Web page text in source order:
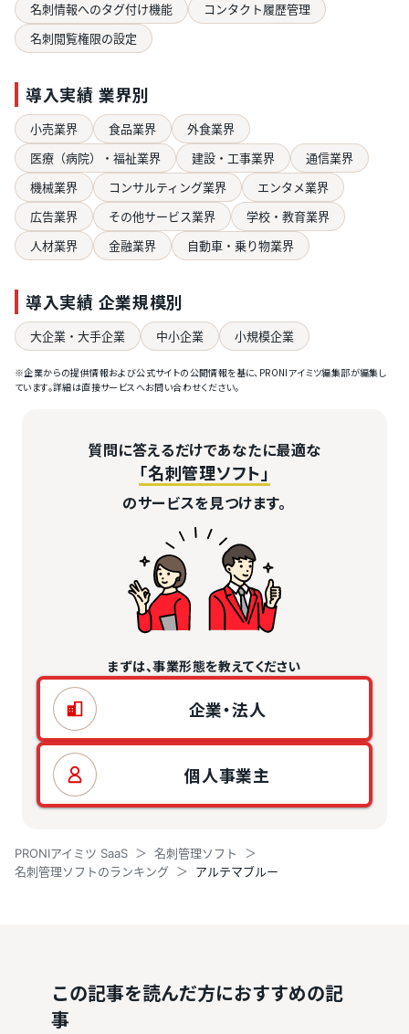
名刺情報へのタグ付け機能
コンタクト履歴管理
名刺閲覧権限の設定
導入実績 業界別
小売業界 食品業界
外食業界
医療（病院）・福祉業界
建設・工事業界
通信業界
機械業界
コンサルティング業界
エンタメ業界
広告業界
その他サービス業界
学校・教育業界
人材業界
金融業界 自動車・乗り物業界
導入実績 企業規模別
大企業・大手企業 中小企業 小規模企業
※企業からの提供情報および公式サイトの公開情報を基に、PRONIアイミツ編集部が編集し
ています。詳細は直接サービスへお問い合わせください。
質問に答えるだけであなたに最適な
「名刺管理ソフト」
のサービスを見つけます。
まずは、事業形態を教えてください
企業・法人
個人事業主
PRONIアイミツ SaaS
名刺管理ソフト
名刺管理ソフトのランキング
アルテマブルー
この記事を読んだ方におすすめの記
事